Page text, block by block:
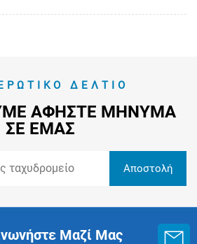
ΔΕΛΤΊΟ
ΑΦΉΣΤΕ ΜΉΝΥΜΑ
ΣΕ ΕΜΆΣ
Μαζί Μας